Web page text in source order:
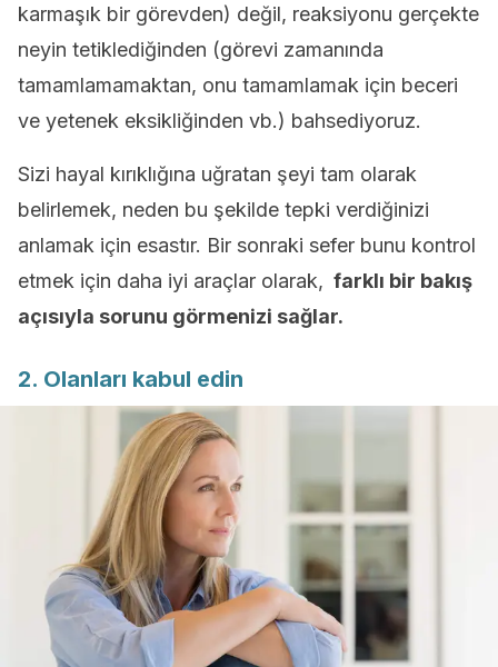
karmaşık bir görevden) değil, reaksiyonu gerçekte
neyin tetiklediğinden (görevi zamanında
tamamlamamaktan, onu tamamlamak için beceri
ve yetenek eksikliğinden vb.) bahsediyoruz.
Sizi hayal kırıklığına uğratan şeyi tam olarak
belirlemek, neden bu şekilde tepki verdiğinizi
anlamak için esastır. Bir sonraki sefer bunu kontrol
etmek için daha iyi araçlar olarak, farklı bir bakış
açısıyla sorunu görmenizi sağlar.
2. Olanları kabul edin